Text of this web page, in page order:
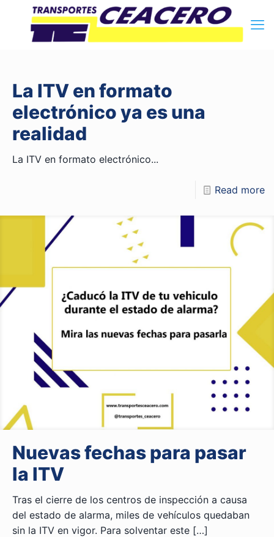
La ITV en formato
electrónico ya es una
realidad
La ITV en formato electrónico...
Read more
Nuevas fechas para pasar
la ITV
Tras el cierre de los centros de inspección a causa
del estado de alarma, miles de vehículos quedaban
sin la ITV en vigor. Para solventar este […]